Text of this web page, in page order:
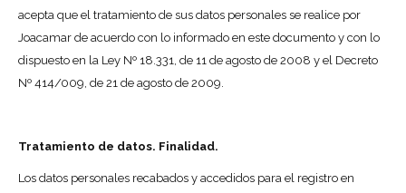
acepta que el tratamiento de sus datos personales se realice por
Joacamar de acuerdo con lo informado en este documento y con lo
dispuesto en la Ley Nº 18.331, de 11 de agosto de 2008 y el Decreto
Nº 414/009, de 21 de agosto de 2009.
Tratamiento de datos. Finalidad.
Los datos personales recabados y accedidos para el registro en